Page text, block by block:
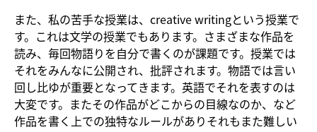
また、私の苦手な授業は、creative writingという授業で
す。これは文学の授業でもあります。さまざまな作品を
読み、毎回物語りを自分で書くのが課題です。授業では
それをみんなに公開され、批評されます。物語では言い
回し比ゆが重要となってきます。英語でそれを表すのは
大変です。またその作品がどこからの目線なのか、など
作品を書く上での独特なルールがありそれもまた難しい